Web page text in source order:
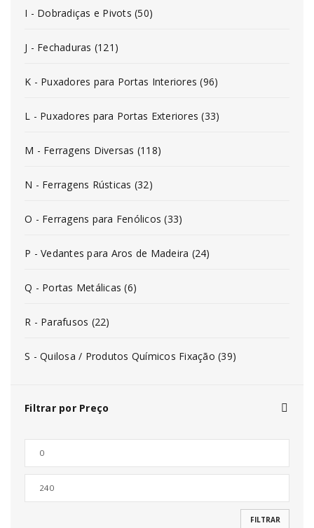
I - Dobradiças e Pivots (50)
J - Fechaduras (121)
K - Puxadores para Portas Interiores (96)
L - Puxadores para Portas Exteriores (33)
M - Ferragens Diversas (118)
N - Ferragens Rústicas (32)
O - Ferragens para Fenólicos (33)
P - Vedantes para Aros de Madeira (24)
Q - Portas Metálicas (6)
R - Parafusos (22)
S - Quilosa / Produtos Químicos Fixação (39)
Filtrar por Preço
FILTRAR